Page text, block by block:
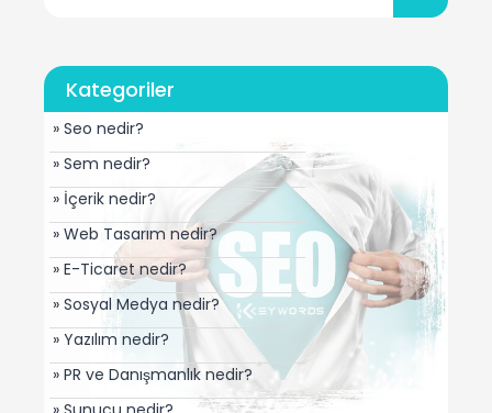
Kategoriler
» Seo nedir?
» Sem nedir?
» İçerik nedir?
» Web Tasarım nedir?
» E-Ticaret nedir?
» Sosyal Medya nedir?
» Yazılım nedir?
» PR ve Danışmanlık nedir?